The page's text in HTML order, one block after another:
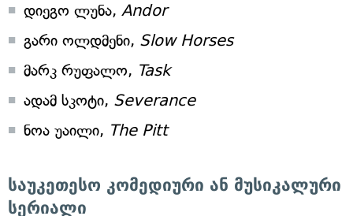
დიეგო ლუნა, Andor
გარი ოლდმენი, Slow Horses
მარკ რუფალო, Task
ადამ სკოტი, Severance
ნოა უაილი, The Pitt
საუკეთესო კომედიური ან მუსიკალური
სერიალი